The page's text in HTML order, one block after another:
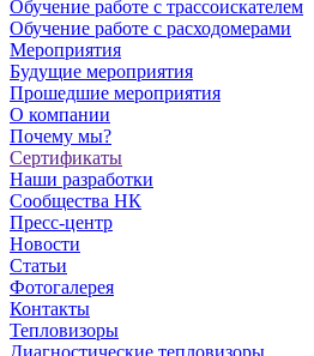
Обучение работе с трассоискателем
Обучение работе с расходомерами
Мероприятия
Будущие мероприятия
Прошедшие мероприятия
О компании
Почему мы?
Сертификаты
Наши разработки
Сообщества НК
Пресс-центр
Новости
Статьи
Фотогалерея
Контакты
Тепловизоры
Диагностические тепловизоры